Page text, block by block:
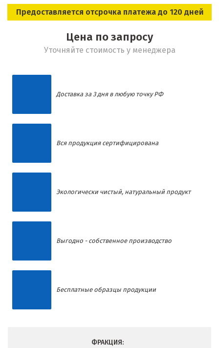
Предоставляется отсрочка платежа до 120 дней
Цена по запросу
Уточняйте стоимость у менеджера
Доставка за 3 дня в любую точку РФ
Вся продукция сертифицирована
Экологически чистый, натуральный продукт
Выгодно - собственное производство
Бесплатные образцы продукции
ФРАКЦИЯ: